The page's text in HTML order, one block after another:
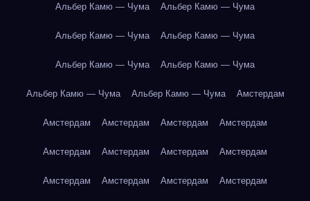
Альбер Камю — Чума Альбер Камю — Чума
Альбер Камю — Чума Альбер Камю — Чума
Альбер Камю — Чума Альбер Камю — Чума
Альбер Камю — Чума Альбер Камю — Чума Амстердам
Амстердам Амстердам Амстердам Амстердам
Амстердам Амстердам Амстердам Амстердам
Амстердам Амстердам Амстердам Амстердам